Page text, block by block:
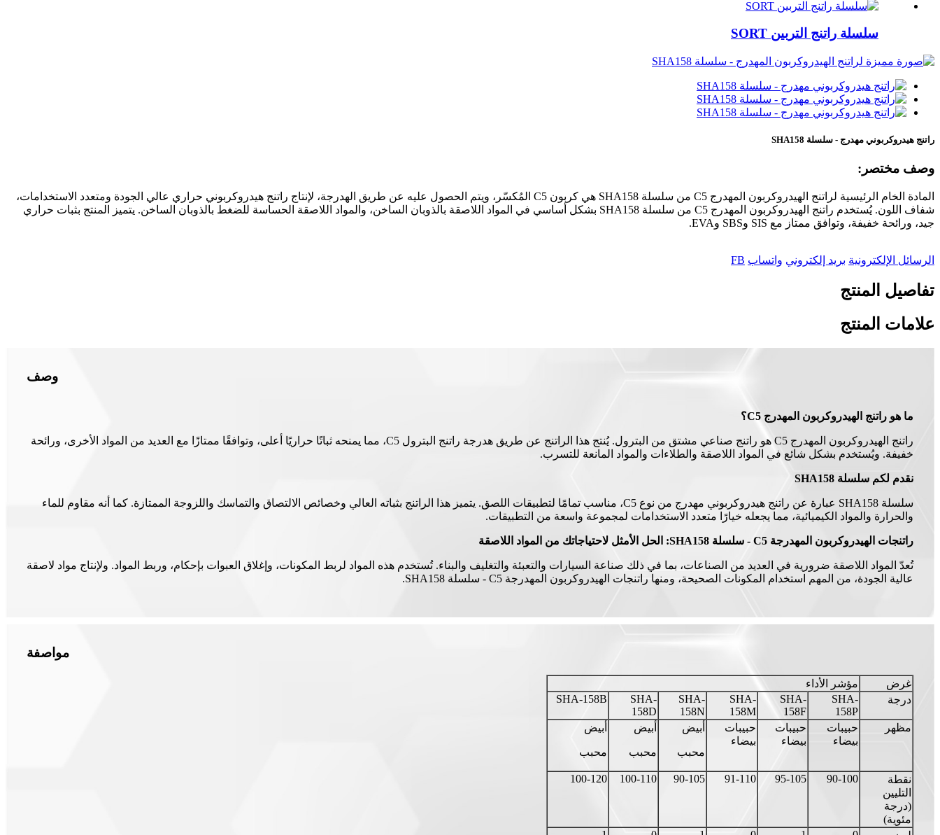
سلسلة راتنج التربين SORT
راتنج هيدروكربوني مهدرج - سلسلة SHA158
وصف مختصر:
المادة الخام الرئيسية لراتنج الهيدروكربون المهدرج C5 من سلسلة SHA158 هي كربون C5 المُكسّر، ويتم الحصول عليه عن طريق الهدرجة، لإنتاج راتنج هيدروكربوني حراري عالي الجودة ومتعدد الاستخدامات،
شفاف اللون. يُستخدم راتنج الهيدروكربون المهدرج C5 من سلسلة SHA158 بشكل أساسي في المواد اللاصقة بالذوبان الساخن، والمواد اللاصقة الحساسة للضغط بالذوبان الساخن. يتميز المنتج بثبات حراري
جيد، ورائحة خفيفة، وتوافق ممتاز مع SIS وSBS وEVA.
الرسائل الإلكترونية بريد إلكتروني واتساب FB
تفاصيل المنتج
علامات المنتج
وصف
ما هو راتنج الهيدروكربون المهدرج C5؟
راتنج الهيدروكربون المهدرج C5 هو راتنج صناعي مشتق من البترول. يُنتج هذا الراتنج عن طريق هدرجة راتنج البترول C5، مما يمنحه ثباتًا حراريًا أعلى، وتوافقًا ممتازًا مع العديد من المواد الأخرى، ورائحة
خفيفة. ويُستخدم بشكل شائع في المواد اللاصقة والطلاءات والمواد المانعة للتسرب.
نقدم لكم سلسلة SHA158
سلسلة SHA158 عبارة عن راتنج هيدروكربوني مهدرج من نوع C5، مناسب تمامًا لتطبيقات اللصق. يتميز هذا الراتنج بثباته العالي وخصائص الالتصاق والتماسك واللزوجة الممتازة. كما أنه مقاوم للماء
والحرارة والمواد الكيميائية، مما يجعله خيارًا متعدد الاستخدامات لمجموعة واسعة من التطبيقات.
راتنجات الهيدروكربون المهدرجة C5 - سلسلة SHA158: الحل الأمثل لاحتياجاتك من المواد اللاصقة
تُعدّ المواد اللاصقة ضرورية في العديد من الصناعات، بما في ذلك صناعة السيارات والتعبئة والتغليف والبناء. تُستخدم هذه المواد لربط المكونات، وإغلاق العبوات بإحكام، وربط المواد. ولإنتاج مواد لاصقة
عالية الجودة، من المهم استخدام المكونات الصحيحة، ومنها راتنجات الهيدروكربون المهدرجة C5 - سلسلة SHA158.
مواصفة
غرض
مؤشر الأداء
درجة
SHA-
158P
SHA-
158F
SHA-
158M
SHA-
158N
SHA-
158D
SHA-158B
مظهر
حبيبات
بيضاء
حبيبات
بيضاء
حبيبات
بيضاء
أبيض
محبب
أبيض
محبب
أبيض
محبب
نقطة
التليين
(درجة
مئوية)
90-100
95-105
91-110
90-105
100-110
100-120